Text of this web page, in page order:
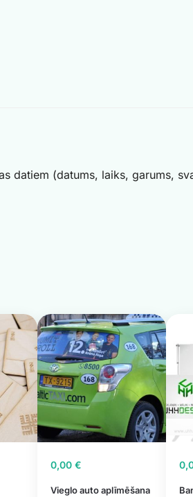
datiem (datums, laiks, garums,
Vieglo auto aplīmēšana
0,00 €